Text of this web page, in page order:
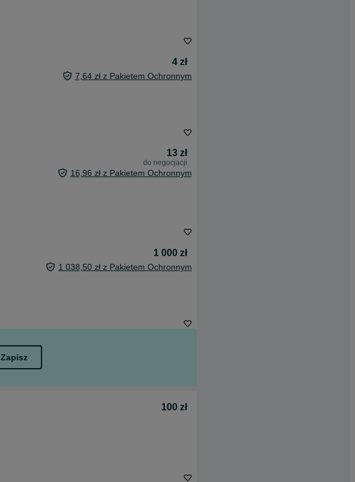
4 zł
7,64 zł z Pakietem Ochronnym
13 zł
do negocjacji
16,96 zł z Pakietem Ochronnym
1 000 zł
1 038,50 zł z Pakietem Ochronnym
Zapisz
100 zł